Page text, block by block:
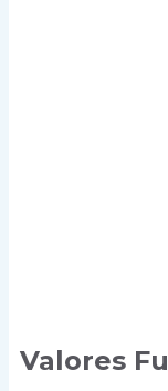
Valores